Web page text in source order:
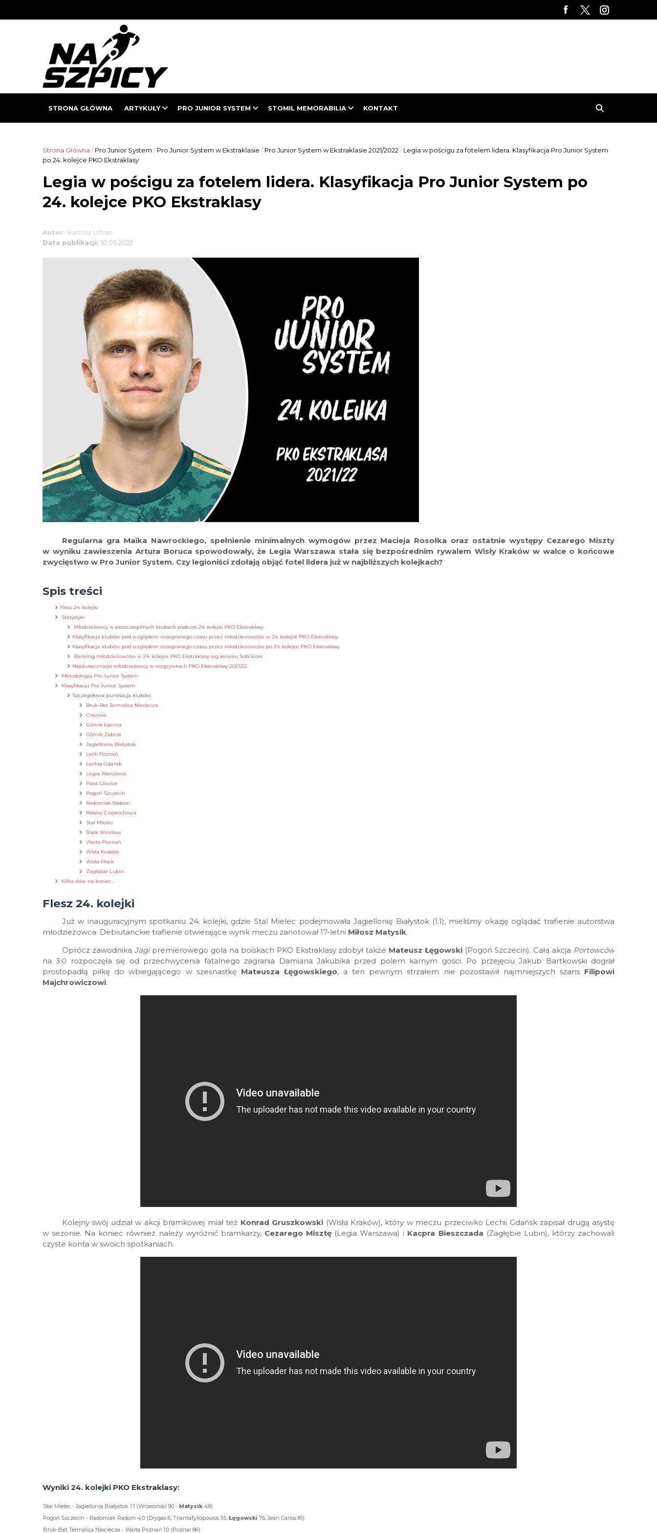
STRONA GŁÓWNA ARTYKUŁY PRO JUNIOR SYSTEM STOMIL MEMORABILIA KONTAKT
Strona Główna / Pro Junior System / Pro Junior System w Ekstraklasie / Pro Junior System w Ekstraklasie 2021/2022 / Legia w pościgu za fotelem lidera. Klasyfikacja Pro Junior System
po 24. kolejce PKO Ekstraklasy
Legia w pościgu za fotelem lidera. Klasyfikacja Pro Junior System po
24. kolejce PKO Ekstraklasy
Autor: Bartosz Urban
Data publikacji: 10.03.2022
Regularna gra Maika Nawrockiego, spełnienie minimalnych wymogów przez Macieja Rosołka oraz ostatnie występy Cezarego Miszty
w wyniku zawieszenia Artura Boruca spowodowały, że Legia Warszawa stała się bezpośrednim rywalem Wisły Kraków w walce o końcowe
zwycięstwo w Pro Junior System. Czy legioniści zdołają objąć fotel lidera już w najbliższych kolejkach?
Spis treści
Flesz 24. kolejki
Statystyki
Młodzieżowcy w poszczególnych klubach podczas 24. kolejki PKO Ekstraklasy
Klasyfikacja klubów pod względem rozegranego czasu przez młodziezowców w 24. kolejce PKO Ekstraklasy
Klasyfikacja klubów pod względem rozegranego czasu przez młodziezowców po 24. kolejce PKO Ekstraklasy
Ranking młodzieżowców w 24. kolejce PKO Ekstraklasy wg serwisu SofaScore
Najskuteczniejsi młodzieżowcy w rozgrywkach PKO Ekstraklasy 2021/22
Metodologia Pro Junior System
Klasyfikacja Pro Junior System
Szczegółowa punktacja klubów
Bruk-Bet Termalica Nieciecza
Cracovia
Górnik Łęczna
Górnik Zabrze
Jagiellonia Białystok
Lech Poznań
Lechia Gdańsk
Legia Warszawa
Piast Gliwice
Pogoń Szczecin
Radomiak Radom
Raków Częstochowa
Stal Mielec
Śląsk Wrocław
Warta Poznań
Wisła Kraków
Wisła Płock
Zagłębie Lubin
Kilka słów na koniec...
Flesz 24. kolejki
Już w inauguracyjnym spotkaniu 24. kolejki, gdzie Stal Mielec podejmowała Jagiellonię Białystok (1:1), mieliśmy okazję oglądać trafienie autorstwa
młodzieżowca. Debiutanckie trafienie otwierające wynik meczu zanotował 17-letni Miłosz Matysik.
Oprócz zawodnika Jagipremierowego gola na boiskach PKO Ekstraklasy zdobył także Mateusz Łęgowski (Pogoń Szczecin). Cała akcja Portowców
na 3:0 rozpoczęła się od przechwycenia fatalnego zagrania Damiana Jakubika przed polem karnym gości. Po przejęciu Jakub Bartkowski dograł
prostopadłą piłkę do wbiegającego w szesnastkę Mateusza Łęgowskiego, a ten pewnym strzałem nie pozostawił najmniejszych szans Filipowi
Majchrowiczowi.
Kolejny swój udział w akcji bramkowej miał też Konrad Gruszkowski (Wisła Kraków), który w meczu przeciwko Lechii Gdańsk zapisał drugą asystę
w sezonie. Na koniec również należy wyróżnić bramkarzy, Cezarego Misztę (Legia Warszawa) i Kacpra Bieszczada (Zagłębie Lubin), którzy zachowali
czyste konta w swoich spotkaniach.
Wyniki 24. kolejki PKO Ekstraklasy:
Stal Mielec - Jagiellonia Białystok 1:1 (Wrzesiński 90 - Matysik48)
Pogoń Szczecin - Radomiak Radom 4:0 (Drygas 6, Triantafyllópoulos 55, Łęgowski 76, Jean Carlos 81)
Bruk-Bet Termalica Nieciecza - Warta Poznań 1:0 (Poznar 86)